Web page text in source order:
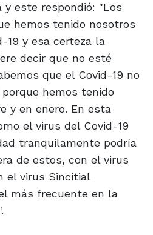
y este respondió: "Los
hemos tenido nosotros
19 y esa certeza la
decir que no esté
que el Covid-19 no
hemos tenido
y en enero. En esta
el virus del Covid-19
tranquilamente podría
de estos, con el virus
el virus Sincitial
más frecuente en la